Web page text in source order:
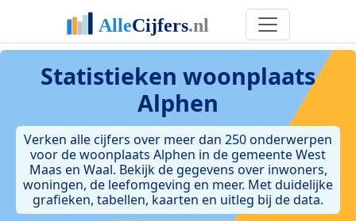
Statistieken woonplaats
Alphen
Verken alle cijfers over meer dan 250 onderwerpen
voor de woonplaats Alphen in de gemeente West
Maas en Waal. Bekijk de gegevens over inwoners,
woningen, de leefomgeving en meer. Met duidelijke
grafieken, tabellen, kaarten en uitleg bij de data.